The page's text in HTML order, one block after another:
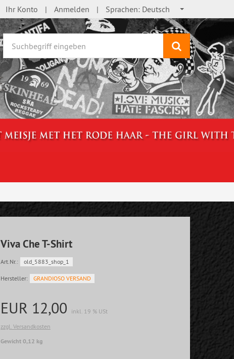
Ihr Konto Anmelden Sprachen: Deutsch
Suchen
Viva Che T-Shirt
Art.Nr.: old_5883_shop_1
Hersteller: GRANDIOSO VERSAND
EUR 12,00
inkl. 19 % USt
zzgl. Versandkosten
Gewicht 0,12 kg